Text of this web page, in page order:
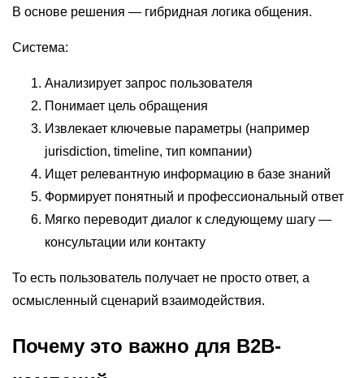
В основе решения — гибридная логика общения.
Система:
Анализирует запрос пользователя
Понимает цель обращения
Извлекает ключевые параметры (например
jurisdiction, timeline, тип компании)
Ищет релевантную информацию в базе знаний
Формирует понятный и профессиональный ответ
Мягко переводит диалог к следующему шагу —
консультации или контакту
То есть пользователь получает не просто ответ, а
осмысленный сценарий взаимодействия.
Почему это важно для B2B-